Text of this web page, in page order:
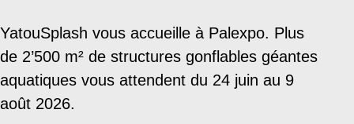
YatouSplash vous accueille à Palexpo. Plus
de 2’500 m² de structures gonflables géantes
aquatiques vous attendent du 24 juin au 9
août 2026.